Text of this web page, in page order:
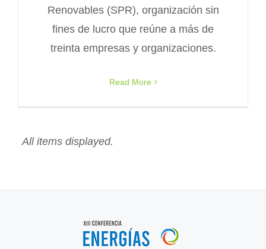
Renovables (SPR), organización sin
fines de lucro que reúne a más de
treinta empresas y organizaciones.
Read More